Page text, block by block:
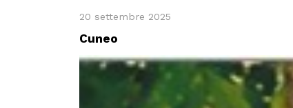
20 settembre 2025
Cuneo